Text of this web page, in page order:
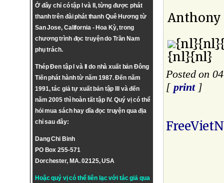
Ở đây chỉ có tập I và II, từng được phát
thanh trên đài phát thanh Quê Hương từ
San Jose, California - Hoa Kỳ, trong
chương trình đọc truyện do Trần Nam
phụ trách.
Thép Đen tập I và II do nhà xuất bản Đông
Tiến phát hành từ năm 1987. Đến năm
1991, tác giả tự xuất bản tập III và đến
năm 2005 thì hoàn tất tập IV. Quý vị có thể
hỏi mua sách hay dĩa đọc truyện qua địa
chỉ sau đây:
Dang Chi Binh
PO Box 255-571
Dorchester, MA. 02125, USA
Hoặc quý vị có thể liên lạc với tác giả qua
Anthony
{nl}{nl}
Posted on
[ print]